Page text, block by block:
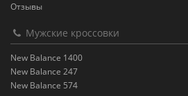
Отзывы
Мужские кроссовки
New Balance 1400
New Balance 247
New Balance 574